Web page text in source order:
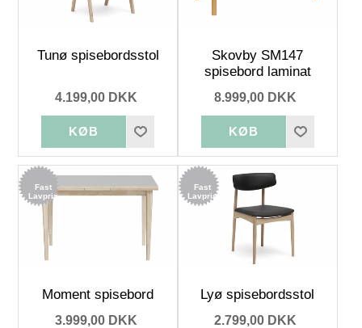
Tunø spisebordsstol
4.199,00 DKK
Skovby SM147
spisebord laminat
8.999,00 DKK
Fast
Lavpris
Moment spisebord
3.999,00 DKK
Fast
Lavpris
Lyø spisebordsstol
2.799,00 DKK